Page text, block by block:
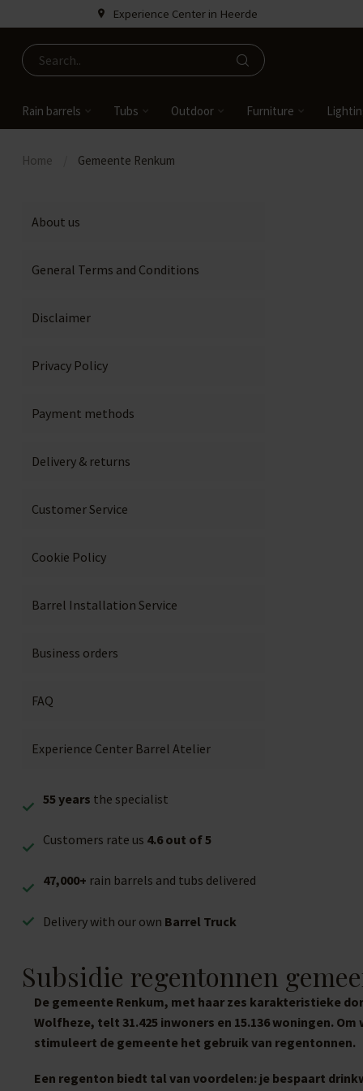
Experience Center in Heerde
Rain barrels Tubs Outdoor Furniture
Home Gemeente Renkum
About us
General Terms and Conditions
Disclaimer
Privacy Policy
Payment methods
Delivery & returns
Customer Service
Cookie Policy
Barrel Installation Service
Business orders
FAQ
Experience Center Barrel Atelier
55 years the specialist
Customers rate us 4.6 out of 5
47,000+ rain barrels and tubs delivered
Delivery with our own Barrel Truck
Subsidie regentonnen
De gemeente Renkum, met haar zes karakteristieke
Wolfheze, telt 31.425 inwoners en 15.136 woningen.
stimuleert de gemeente het gebruik van regentonnen.
Een regenton biedt tal van voordelen: je bespaart